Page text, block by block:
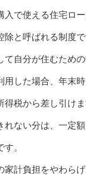
入で使える住宅ロ
と呼ばれる制度で
て自分が住むため
用した場合、年末
税から差し引けま
れない分は、一定
。
家計負担をやわら